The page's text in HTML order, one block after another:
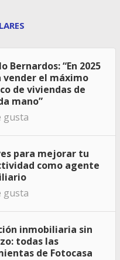
Bernardos: “En 2025
vender el máximo
de viviendas de
mano”
gusta
para mejorar tu
como agente
gusta
inmobiliaria sin
todas las
de Fotocasa